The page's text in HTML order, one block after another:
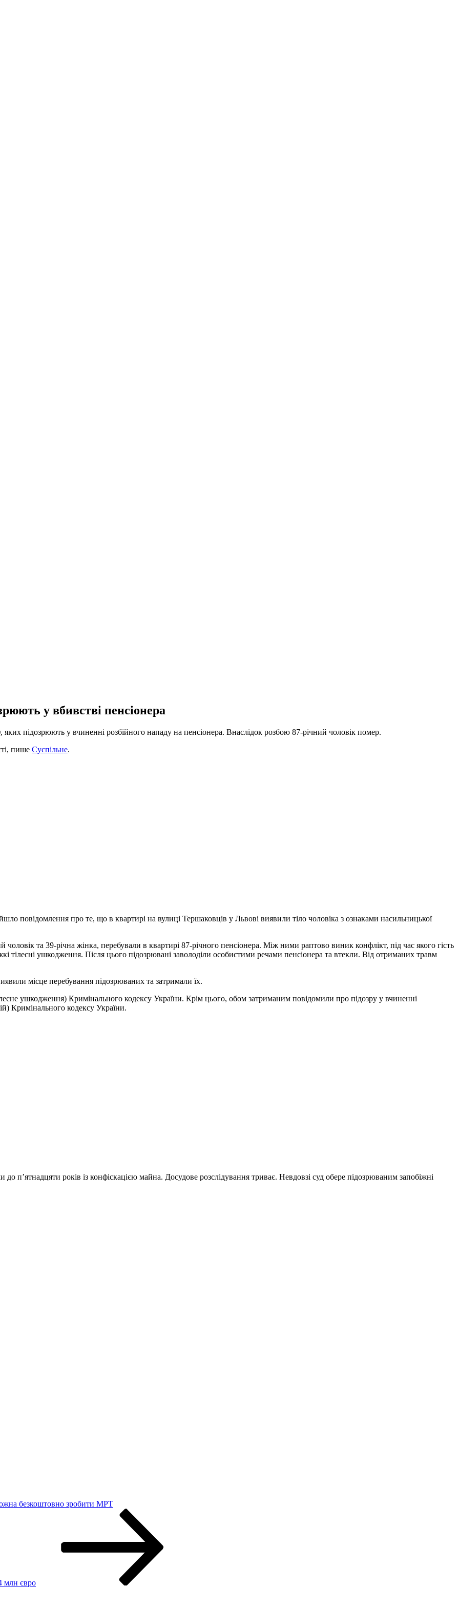
у вбивстві пенсіонера
підозрюють у вчиненні розбійного нападу на пенсіонера. Внаслідок розбою 87-річний чоловік помер.
пише Суспільне.
повідомлення про те, що в квартирі на вулиці Тершаковців у Львові виявили тіло чоловіка з ознаками насильницької
та 39-річна жінка, перебували в квартирі 87-річного пенсіонера. Між ними раптово виник конфлікт, під час якого гість
ушкодження. Після цього підозрювані заволоділи особистими речами пенсіонера та втекли. Від отриманих травм
місце перебування підозрюваних та затримали їх.
ушкодження) Кримінального кодексу України. Крім цього, обом затриманим повідомили про підозру у вчиненні
Кримінального кодексу України.
п’ятнадцяти років із конфіскацією майна. Досудове розслідування триває. Невдовзі суд обере підозрюваним запобіжні
безкоштовно зробити МРТ
млн євро